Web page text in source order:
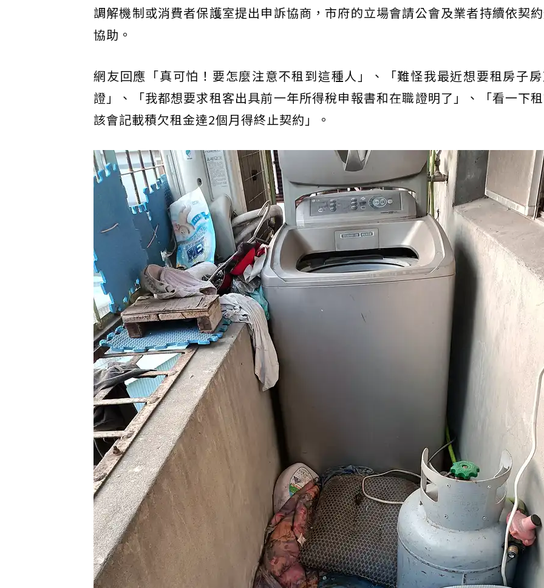
調解機制或消費者保護室提出申訴協商，市府的立場會請公會及業者持續依契
協助。
網友回應「真可怕！要怎麼注意不租到這種人」、「難怪我最近想要租房子
證」、「我都想要求租客出具前一年所得稅申報書和在職證明了」、「看一下
該會記載積欠租金達2個月得終止契約」。